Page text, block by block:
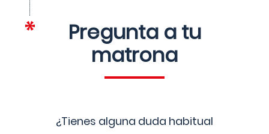
Pregunta a tu
matrona
¿Tienes alguna duda habitual